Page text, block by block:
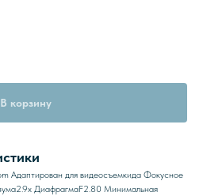
В корзину
Адаптирован для видеосъемкида Фокусное
2.9x ДиафрагмаF2.80 Минимальная